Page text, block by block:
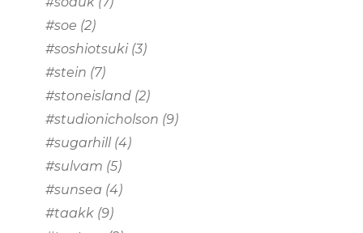
#soe (2)
#soshiotsuki (3)
#stein (7)
#stoneisland (2)
#studionicholson (9)
#sugarhill (4)
#sulvam (5)
#sunsea (4)
#taakk (9)